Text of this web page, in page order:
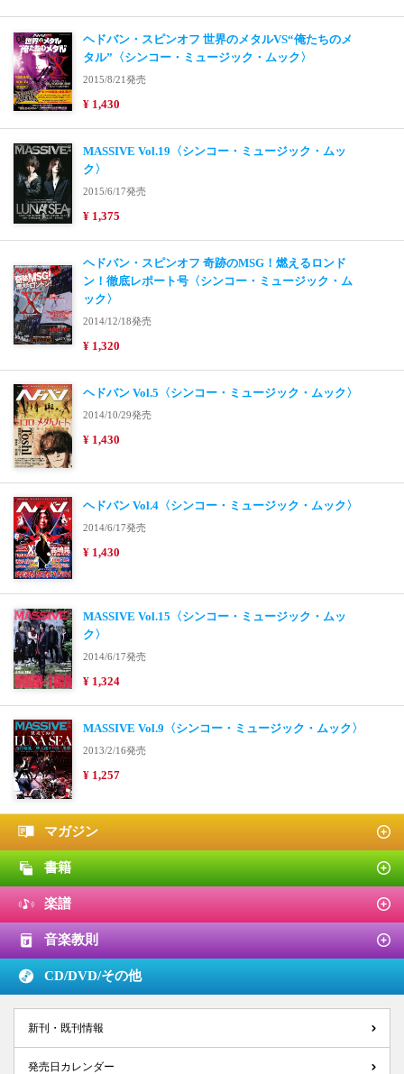
ヘドバン・スピンオフ 世界のメタルVS“俺たちのメ
タル”〈シンコー・ミュージック・ムック〉
2015/8/21発売
¥ 1,430
MASSIVE Vol.19〈シンコー・ミュージック・ムッ
ク〉
2015/6/17発売
¥ 1,375
ヘドバン・スピンオフ 奇跡のMSG！燃えるロンド
ン！徹底レポート号〈シンコー・ミュージック・ム
ック〉
2014/12/18発売
¥ 1,320
ヘドバン Vol.5〈シンコー・ミュージック・ムック〉
2014/10/29発売
¥ 1,430
ヘドバン Vol.4〈シンコー・ミュージック・ムック〉
2014/6/17発売
¥ 1,430
MASSIVE Vol.15〈シンコー・ミュージック・ムッ
ク〉
2014/6/17発売
¥ 1,324
MASSIVE Vol.9〈シンコー・ミュージック・ムック〉
2013/2/16発売
¥ 1,257
マガジン
書籍
楽譜
音楽教則
CD/DVD/その他
新刊・既刊情報
発売日カレンダー